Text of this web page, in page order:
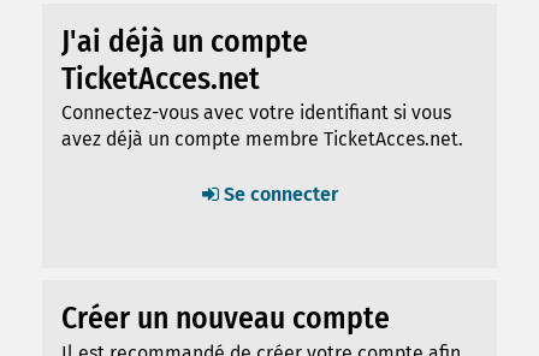
J'ai déjà un compte
TicketAcces.net
Connectez-vous avec votre identifiant si vous
avez déjà un compte membre TicketAcces.net.
Se connecter
Créer un nouveau compte